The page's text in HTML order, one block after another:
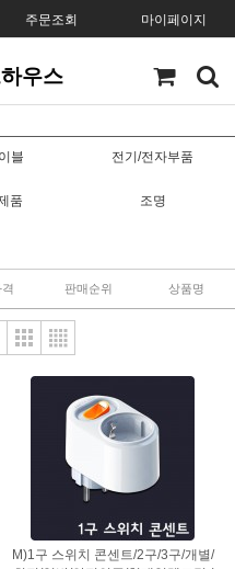
주문조회 마이페이지
우스
블 전기/전자부품
품 조명
판매순위 상품명
M)1구 스위치 콘센트/2구/3구/개별/